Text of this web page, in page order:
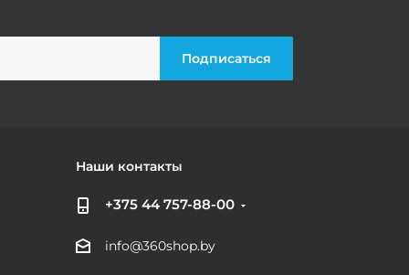
Наши контакты
+375 44 757-88-00
info@360shop.by